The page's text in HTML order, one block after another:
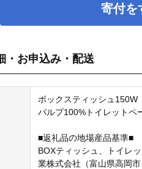
寄付を
・お申込み・配送
ボックスティッシュ150W
パルプ100%トイレットペ
■返礼品の地場産品基準■
BOXティッシュ、トイレ
業株式会社（富山県高岡